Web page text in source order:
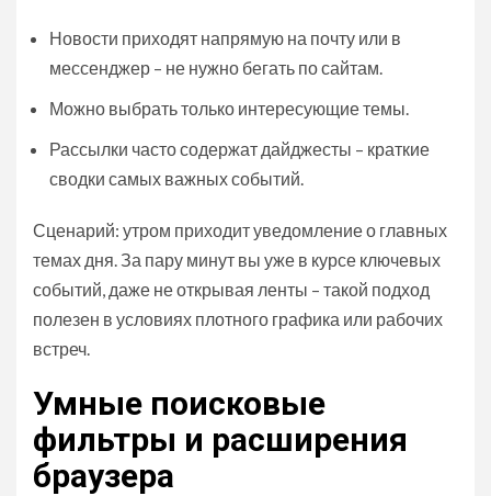
Новости приходят напрямую на почту или в
мессенджер – не нужно бегать по сайтам.
Можно выбрать только интересующие темы.
Рассылки часто содержат дайджесты – краткие
сводки самых важных событий.
Сценарий: утром приходит уведомление о главных
темах дня. За пару минут вы уже в курсе ключевых
событий, даже не открывая ленты – такой подход
полезен в условиях плотного графика или рабочих
встреч.
Умные поисковые
фильтры и расширения
браузера